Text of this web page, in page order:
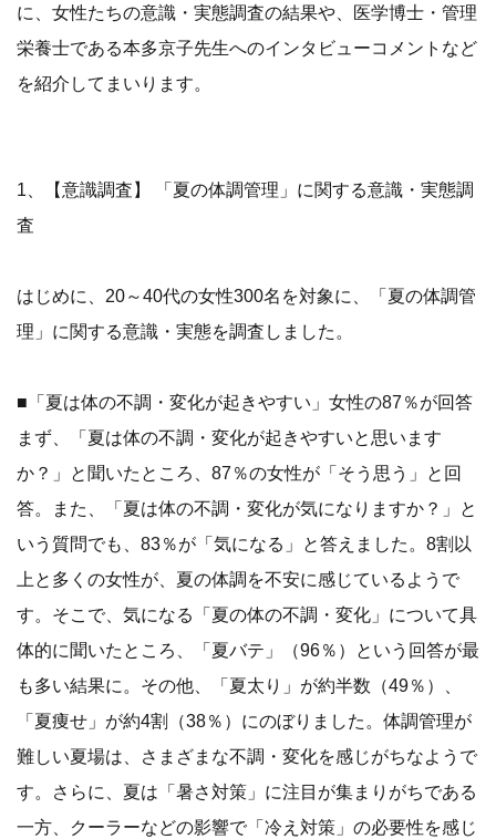
に、女性たちの意識・実態調査の結果や、医学博士・管理
栄養士である本多京子先生へのインタビューコメントなど
を紹介してまいります。
1、【意識調査】 「夏の体調管理」に関する意識・実態調
査
はじめに、20～40代の女性300名を対象に、「夏の体調管
理」に関する意識・実態を調査しました。
■「夏は体の不調・変化が起きやすい」女性の87％が回答
まず、「夏は体の不調・変化が起きやすいと思います
か？」と聞いたところ、87％の女性が「そう思う」と回
答。また、「夏は体の不調・変化が気になりますか？」と
いう質問でも、83％が「気になる」と答えました。8割以
上と多くの女性が、夏の体調を不安に感じているようで
す。そこで、気になる「夏の体の不調・変化」について具
体的に聞いたところ、「夏バテ」（96％）という回答が最
も多い結果に。その他、「夏太り」が約半数（49％）、
「夏痩せ」が約4割（38％）にのぼりました。体調管理が
難しい夏場は、さまざまな不調・変化を感じがちなようで
す。さらに、夏は「暑さ対策」に注目が集まりがちである
一方、クーラーなどの影響で「冷え対策」の必要性を感じ